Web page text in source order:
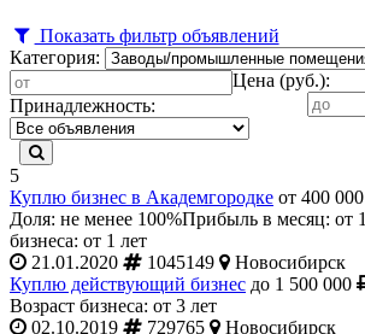
Показать фильтр объявлений
Категория:
Цена (руб.):
Принадлежность:
5
Куплю бизнес в Академгородке от 400
Доля: не менее 100%Прибыль в месяц: от
бизнеса: от 1 лет
21.01.2020
1045149
Новосибирск
Куплю действующий бизнес до 1 500 000
Возраст бизнеса: от 3 лет
02.10.2019
729765
Новосибирск